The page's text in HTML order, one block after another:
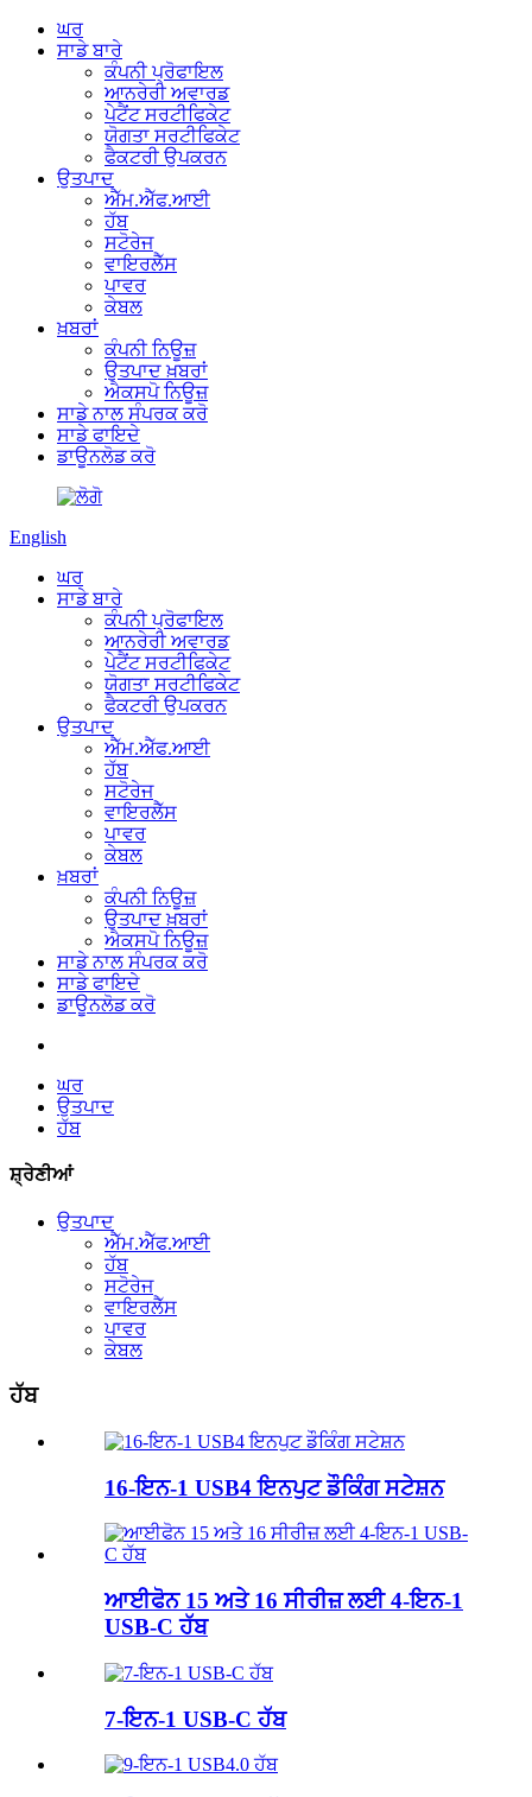
ਘਰ
ਸਾਡੇ ਬਾਰੇ
ਕੰਪਨੀ ਪ੍ਰੋਫਾਇਲ
ਆਨਰੇਰੀ ਅਵਾਰਡ
ਪੇਟੈਂਟ ਸਰਟੀਫਿਕੇਟ
ਯੋਗਤਾ ਸਰਟੀਫਿਕੇਟ
ਫੈਕਟਰੀ ਉਪਕਰਨ
ਉਤਪਾਦ
ਐੱਮ.ਐੱਫ.ਆਈ
ਹੱਬ
ਸਟੋਰੇਜ
ਵਾਇਰਲੈੱਸ
ਪਾਵਰ
ਕੇਬਲ
ਖ਼ਬਰਾਂ
ਕੰਪਨੀ ਨਿਊਜ਼
ਉਤਪਾਦ ਖ਼ਬਰਾਂ
ਐਕਸਪੋ ਨਿਊਜ਼
ਸਾਡੇ ਨਾਲ ਸੰਪਰਕ ਕਰੋ
ਸਾਡੇ ਫਾਇਦੇ
ਡਾਊਨਲੋਡ ਕਰੋ
English
ਘਰ
ਸਾਡੇ ਬਾਰੇ
ਕੰਪਨੀ ਪ੍ਰੋਫਾਇਲ
ਆਨਰੇਰੀ ਅਵਾਰਡ
ਪੇਟੈਂਟ ਸਰਟੀਫਿਕੇਟ
ਯੋਗਤਾ ਸਰਟੀਫਿਕੇਟ
ਫੈਕਟਰੀ ਉਪਕਰਨ
ਉਤਪਾਦ
ਐੱਮ.ਐੱਫ.ਆਈ
ਹੱਬ
ਸਟੋਰੇਜ
ਵਾਇਰਲੈੱਸ
ਪਾਵਰ
ਕੇਬਲ
ਖ਼ਬਰਾਂ
ਕੰਪਨੀ ਨਿਊਜ਼
ਉਤਪਾਦ ਖ਼ਬਰਾਂ
ਐਕਸਪੋ ਨਿਊਜ਼
ਸਾਡੇ ਨਾਲ ਸੰਪਰਕ ਕਰੋ
ਸਾਡੇ ਫਾਇਦੇ
ਡਾਊਨਲੋਡ ਕਰੋ
ਘਰ
ਉਤਪਾਦ
ਹੱਬ
ਸ਼੍ਰੇਣੀਆਂ
ਉਤਪਾਦ
ਐੱਮ.ਐੱਫ.ਆਈ
ਹੱਬ
ਸਟੋਰੇਜ
ਵਾਇਰਲੈੱਸ
ਪਾਵਰ
ਕੇਬਲ
ਹੱਬ
16-ਇਨ-1 USB4 ਇਨਪੁਟ ਡੌਕਿੰਗ ਸਟੇਸ਼ਨ
ਆਈਫੋਨ 15 ਅਤੇ 16 ਸੀਰੀਜ਼ ਲਈ 4-ਇਨ-1
USB-C ਹੱਬ
7-ਇਨ-1 USB-C ਹੱਬ